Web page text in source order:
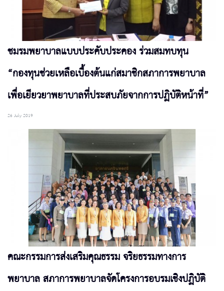
ชมรมพยาบาลแบบประคับประคอง ร่วมสมทบทุน
“กองทุนช่วยเหลือเบื้องต้นแก่สมาชิกสภาการพยาบาล
เพื่อเยียวยาพยาบาลที่ประสบภัยจากการปฏิบัติหน้าที่”
26 July 2019
คณะกรรมการส่งเสริมคุณธรรม จริยธรรมทางการ
พยาบาล สภาการพยาบาลจัดโครงการอบรมเชิงปฏิบัติ